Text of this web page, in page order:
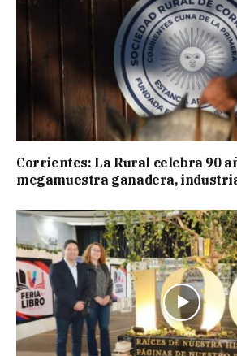
Corrientes: La Rural celebra 90
megamuestra ganadera,